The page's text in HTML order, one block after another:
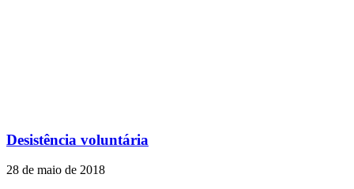
Desistência voluntária
28 de maio de 2018